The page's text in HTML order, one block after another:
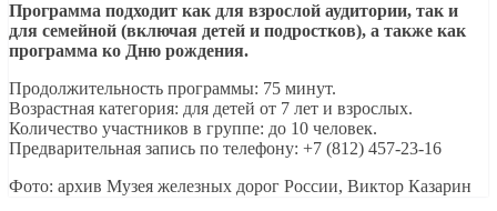
Программа подходит как для взрослой аудитории, так и
для семейной (включая детей и подростков), а также как
программа ко Дню рождения.
Продолжительность программы: 75 минут.
Возрастная категория: для детей от 7 лет и взрослых.
Количество участников в группе: до 10 человек.
Предварительная запись по телефону: +7 (812) 457-23-16
Фото: архив Музея железных дорог России, Виктор Казарин